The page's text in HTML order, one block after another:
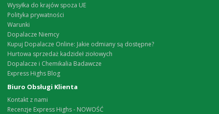
Wysyłka do krajów spoza UE
Polityka prywatności
Warunki
Dopalacze Niemcy
Kupuj Dopalacze Online: Jakie odmiany są dostępne?
Hurtowa sprzedaż kadzideł ziołowych
Dopalacze i Chemikalia Badawcze
Express Highs Blog
Biuro Obsługi Klienta
Kontakt z nami
Recenzje Express Highs - NOWOŚĆ